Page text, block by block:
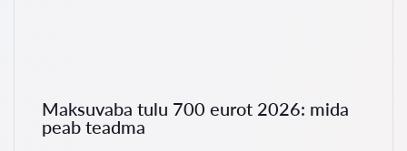
Maksuvaba tulu 700 eurot 2026: mida
peab teadma